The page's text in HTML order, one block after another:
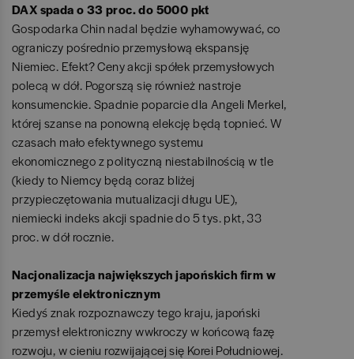
DAX spada o 33 proc. do 5000 pkt
Gospodarka Chin nadal będzie wyhamowywać, co
ograniczy pośrednio przemysłową ekspansję
Niemiec. Efekt? Ceny akcji spółek przemysłowych
polecą w dół. Pogorszą się również nastroje
konsumenckie. Spadnie poparcie dla Angeli Merkel,
której szanse na ponowną elekcję będą topnieć. W
czasach mało efektywnego systemu
ekonomicznego z polityczną niestabilnością w tle
(kiedy to Niemcy będą coraz bliżej
przypieczętowania mutualizacji długu UE),
niemiecki indeks akcji spadnie do 5 tys. pkt, 33
proc. w dół rocznie.
Nacjonalizacja największych japońskich firm w
przemyśle elektronicznym
Kiedyś znak rozpoznawczy tego kraju, japoński
przemysł elektroniczny wwkroczy w końcową fazę
rozwoju, w cieniu rozwijającej się Korei Południowej.